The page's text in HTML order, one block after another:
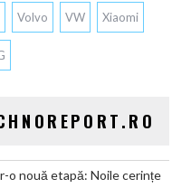
Volvo VW Xiaomi
o nouă etapă: Noile cerințe